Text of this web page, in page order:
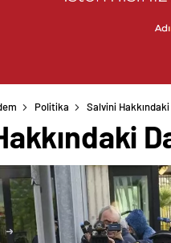
Politika Salvini